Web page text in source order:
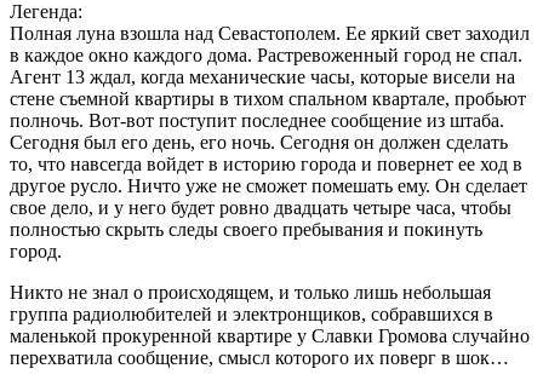
Легенда:
Полная луна взошла над Севастополем. Ее яркий свет заходил
в каждое окно каждого дома. Растревоженный город не спал.
Агент 13 ждал, когда механические часы, которые висели на
стене съемной квартиры в тихом спальном квартале, пробьют
полночь. Вот-вот поступит последнее сообщение из штаба.
Сегодня был его день, его ночь. Сегодня он должен сделать
то, что навсегда войдет в историю города и повернет ее ход в
другое русло. Ничто уже не сможет помешать ему. Он сделает
свое дело, и у него будет ровно двадцать четыре часа, чтобы
полностью скрыть следы своего пребывания и покинуть
город.
Никто не знал о происходящем, и только лишь небольшая
группа радиолюбителей и электронщиков, собравшихся в
маленькой прокуренной квартире у Славки Громова случайно
перехватила сообщение, смысл которого их поверг в шок…